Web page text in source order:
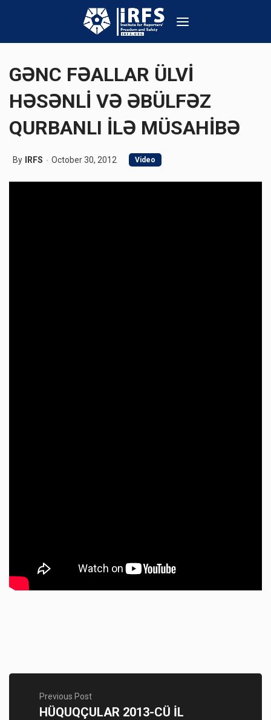
GƏNC FƏALLAR ÜLVİ
HƏSƏNLİ VƏ ƏBÜLFƏZ
QURBANLI İLƏ MÜSAHİBƏ
By IRFS October 30, 2012 Video
Previous Post
HÜQUQÇULAR 2013-CÜ İL